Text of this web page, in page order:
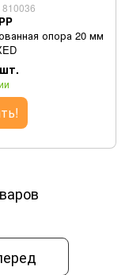
810036
опора 20 мм